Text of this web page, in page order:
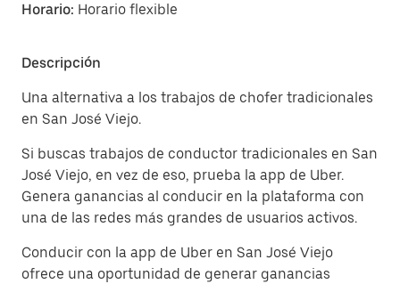
Horario: Horario flexible
Descripción
Una alternativa a los trabajos de chofer tradicionales
en San José Viejo.
Si buscas trabajos de conductor tradicionales en San
José Viejo, en vez de eso, prueba la app de Uber.
Genera ganancias al conducir en la plataforma con
una de las redes más grandes de usuarios activos.
Conducir con la app de Uber en San José Viejo
ofrece una oportunidad de generar ganancias